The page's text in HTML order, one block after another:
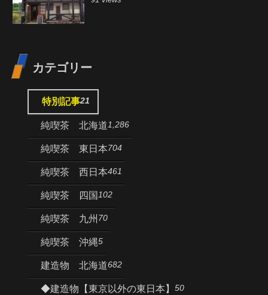
カテゴリー
特別記事21
純喫茶 北海道1,286
純喫茶 東日本704
純喫茶 西日本461
純喫茶 四国 102
純喫茶 九州 70
純喫茶 沖縄5
建造物 北海道682
◆建造物【東京以外の東日本】 50